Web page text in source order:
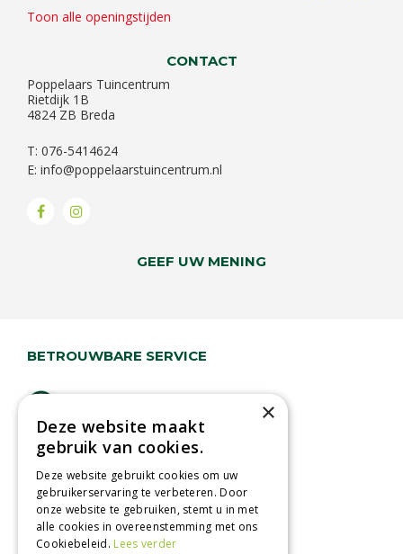
Toon alle openingstijden
CONTACT
Poppelaars Tuincentrum
Rietdijk 1B
4824 ZB Breda
T: 076-5414624
E: info@poppelaarstuincentrum.nl
GEEF UW MENING
BETROUWBARE SERVICE
Lage verzendkosten
Vandaag besteld
binnen 2 dagen ophalen!
Afhalen in tuincentrum
Betaal veilig
met iDeal - Wero
×
Deze website maakt
gebruik van cookies.
Deze website gebruikt cookies om uw
gebruikerservaring te verbeteren. Door
onze website te gebruiken, stemt u in met
alle cookies in overeenstemming met ons
Cookiebeleid. Lees verder